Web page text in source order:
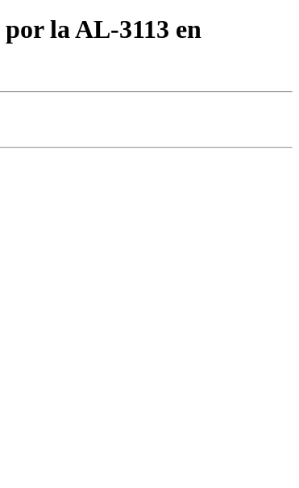
la AL-3113 en